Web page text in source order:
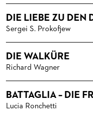
NEWSLETTER
FANSHOP
PUBLIKATIONEN
VERMIETUNGEN
ZUKUNFT UND
ABONNEMENT-
KONTAKT ABO-SERVICE
OPERN-ABOS: GÜNSTIG,
OPERNGALA
PARTNER UND SPENDEN
UNSERE PARTNER
PARTNER­ WERDEN
SPENDEN
KOOPERATIONEN
DIE LIEBE ZU DEN
Sergei S. Prokofjew
DIE WALKÜRE
Richard Wagner
BATTAGLIA – DIE
Lucia Ronchetti